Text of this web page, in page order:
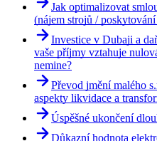
Jak optimalizovat
(nájem strojů /
Investice v Dubaji a
vaše příjmy vztahuje
nemine?
Převod jmění malého
aspekty likvidace a
Úspěšné ukončení
Důkazní hodnota